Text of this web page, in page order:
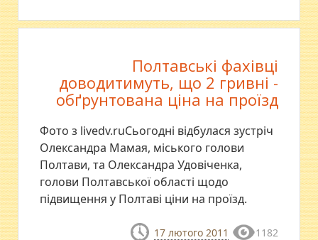
Полтавські фахівці
доводитимуть, що 2 гривні -
обґрунтована ціна на проїзд
Фото з livedv.ruСьогодні відбулася зустріч
Олександра Мамая, міського голови
Полтави, та Олександра Удовіченка,
голови Полтавської області щодо
підвищення у Полтаві ціни на проїзд.
17 лютого 2011 1182